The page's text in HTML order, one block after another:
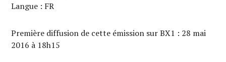
Langue : FR
Première diffusion de cette émission sur BX1 : 28 mai
2016 à 18h15